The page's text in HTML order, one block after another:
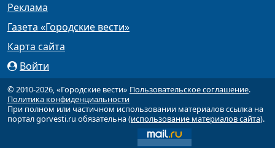
Реклама
Газета «Городские вести»
Карта сайта
Войти
© 2010-2026, «Городские вести» Пользовательское соглашение.
Политика конфиденциальности
При полном или частичном использовании материалов ссылка на
портал gorvesti.ru обязательна (использование материалов сайта).